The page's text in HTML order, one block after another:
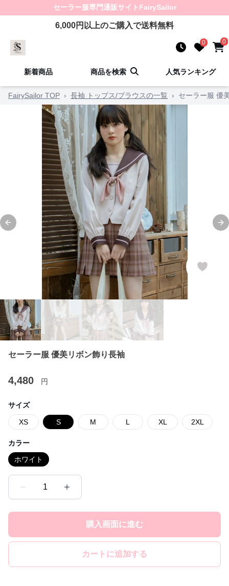
セーラー服専門通販サイト FairySailor
6,000円以上のご購入で送料無料
0 0
新着商品 商品を検索 人気ランキング
FairySailor TOP › 長袖 トップス/ブラウスの一覧 › セーラー服 優
Previous slide
セーラー服 優美リボン飾り長袖
4,480 円
サイズ
XS S M L XL 2XL
カラー
ホワイト
1
購入画面に進む
カートに追加する